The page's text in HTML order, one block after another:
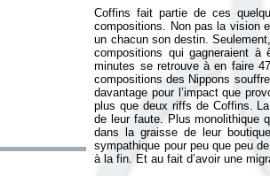
Coffins fait partie de ces
compositions. Non pas la vision
un chacun son destin.
compositions qui gagneraient
minutes se retrouve à en faire
compositions des Nippons
davantage pour l’impact que
plus que deux riffs de Coffins.
de leur faute. Plus monolithique
dans la graisse de leur
sympathique pour peu que peu
à la fin. Et au fait d’avoir une